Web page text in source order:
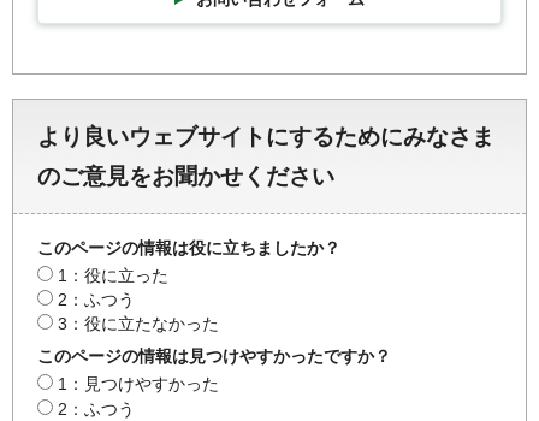
より良いウェブサイトにするためにみなさま
のご意見をお聞かせください
このページの情報は役に立ちましたか？
1：役に立った
2：ふつう
3：役に立たなかった
このページの情報は見つけやすかったですか？
1：見つけやすかった
2：ふつう